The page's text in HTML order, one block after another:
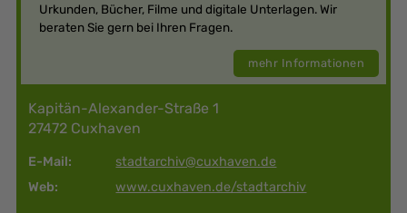
Urkunden, Bücher, Filme und digitale Unterlagen. Wir
beraten Sie gern bei Ihren Fragen.
mehr Informationen
Kapitän-Alexander-Straße 1
27472 Cuxhaven
E-Mail:
stadtarchiv@cuxhaven.de
Web:
www.cuxhaven.de/stadtarchiv